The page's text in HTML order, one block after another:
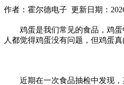
作者：霍尔德电子 更新日期：
鸡蛋是我们常见的食品，鸡蛋
人都觉得鸡蛋没有问题，但鸡蛋
近期在一次食品抽检中发现，